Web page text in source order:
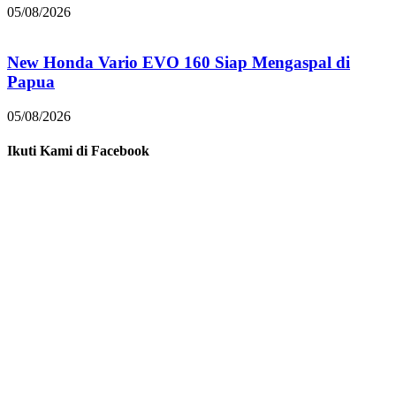
05/08/2026
New Honda Vario EVO 160 Siap Mengaspal di
Papua
05/08/2026
Ikuti Kami di Facebook